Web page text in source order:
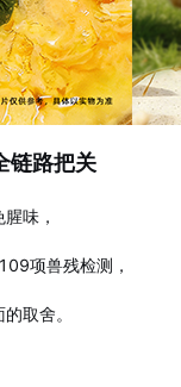
链路把关
味，
项兽残检测，
取舍。